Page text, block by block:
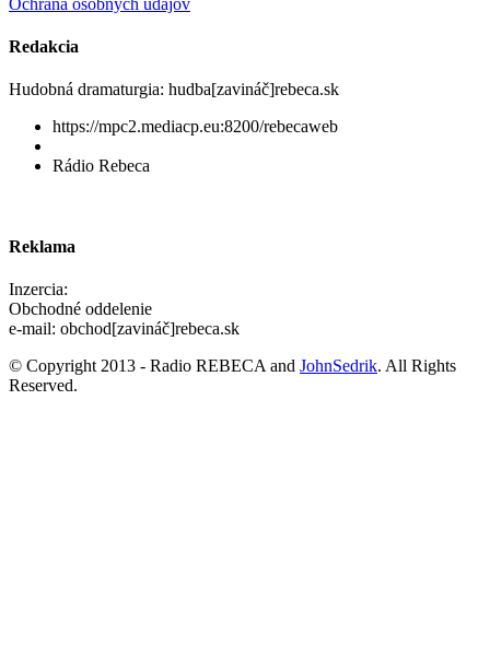
Redakcia
Hudobná dramaturgia: hudba[zavináč]rebeca.sk
https://mpc2.mediacp.eu:8200/rebecaweb
Rádio Rebeca
Reklama
Inzercia:
Obchodné oddelenie
e-mail: obchod[zavináč]rebeca.sk
© Copyright 2013 - Radio REBECA and JohnSedrik. All Rights
Reserved.